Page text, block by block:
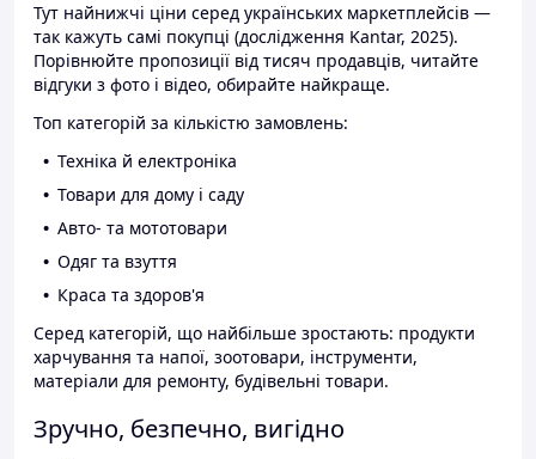
Тут найнижчі ціни серед українських маркетплейсів —
так кажуть самі покупці (дослідження Kantar, 2025).
Порівнюйте пропозиції від тисяч продавців, читайте
відгуки з фото і відео, обирайте найкраще.
Топ категорій за кількістю замовлень:
Техніка й електроніка
Товари для дому і саду
Авто- та мототовари
Одяг та взуття
Краса та здоров'я
Серед категорій, що найбільше зростають: продукти
харчування та напої, зоотовари, інструменти,
матеріали для ремонту, будівельні товари.
Зручно, безпечно, вигідно